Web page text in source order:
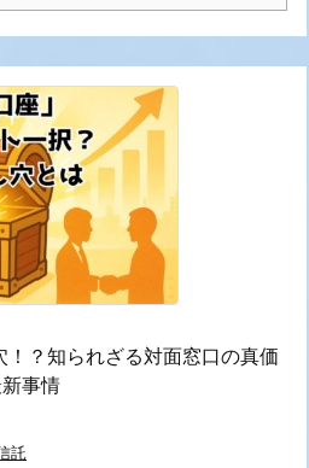
？知られざる対面窓口の真価
事情
託